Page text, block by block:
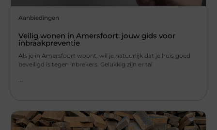
Aanbiedingen
Veilig wonen in Amersfoort: jouw gids voor
inbraakpreventie
Als je in Amersfoort woont, wil je natuurlijk dat je huis goed
beveiligd is tegen inbrekers. Gelukkig zijn er tal
...